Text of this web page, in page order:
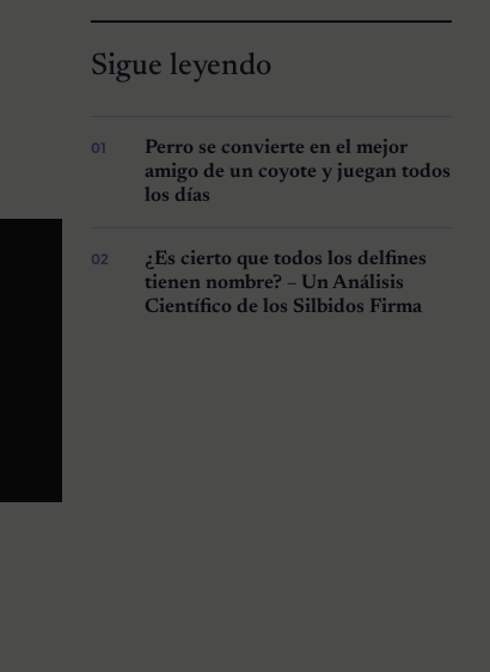
Sigue leyendo
Perro se convierte en el mejor
amigo de un coyote y juegan todos
los días
¿Es cierto que todos los delfines
tienen nombre? – Un Análisis
Científico de los Silbidos Firma